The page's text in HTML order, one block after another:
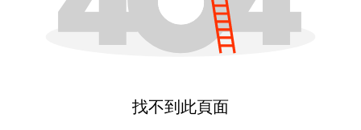
找不到此頁面